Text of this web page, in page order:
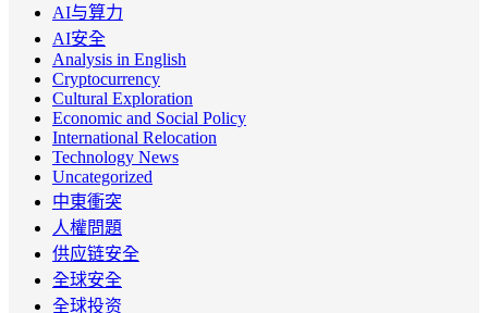
AI与算力
AI安全
Analysis in English
Cryptocurrency
Cultural Exploration
Economic and Social Policy
International Relocation
Technology News
Uncategorized
中東衝突
人權問題
供应链安全
全球安全
全球投资